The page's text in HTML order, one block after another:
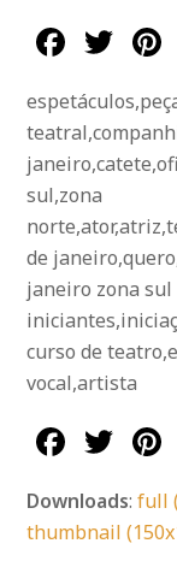
sul,zona
de
janeiro zona
curso de
vocal,artista
Downloads:full
thumbnail